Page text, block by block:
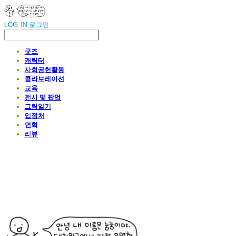
LOG IN 로그인
굿즈
캐릭터
사회공헌활동
콜라보레이션
교육
전시 및 팝업
그림일기
입점처
연혁
리뷰